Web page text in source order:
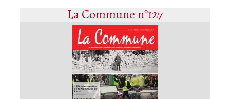
La Commune n°127